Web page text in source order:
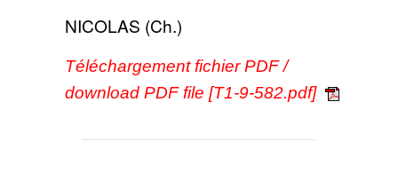
NICOLAS (Ch.)
Téléchargement fichier PDF /
download PDF file [T1-9-582.pdf]